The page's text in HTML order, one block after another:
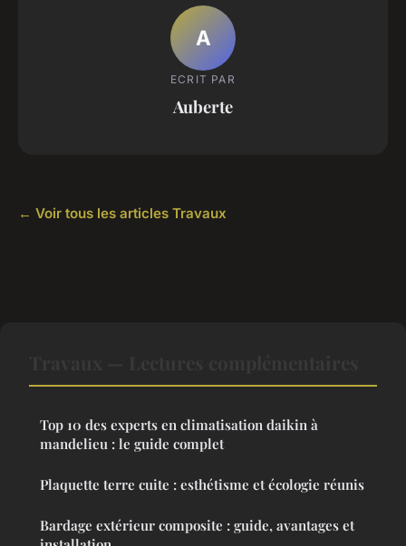
A
ECRIT PAR
Auberte
← Voir tous les articles Travaux
Top 10 des experts en climatisation daikin à
mandelieu : le guide complet
Plaquette terre cuite : esthétisme et écologie réunis
Bardage extérieur composite : guide, avantages et